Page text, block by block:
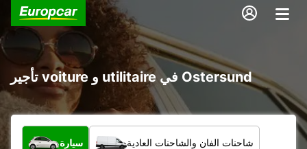
تأجير voiture و utilitaire في Ostersund
ما نوع المركبة؟
سيارة شاحنات الفان والشاحنات العادية